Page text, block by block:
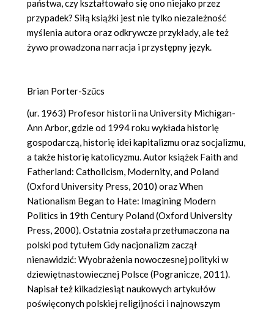
państwa, czy kształtowało się ono niejako przez
przypadek? Siłą książki jest nie tylko niezależność
myślenia autora oraz odkrywcze przykłady, ale też
żywo prowadzona narracja i przystępny język.
Brian Porter-Szűcs
(ur. 1963) Profesor historii na University Michigan-
Ann Arbor, gdzie od 1994 roku wykłada historię
gospodarczą, historię idei kapitalizmu oraz socjalizmu,
a także historię katolicyzmu. Autor książek Faith and
Fatherland: Catholicism, Modernity, and Poland
(Oxford University Press, 2010) oraz When
Nationalism Began to Hate: Imagining Modern
Politics in 19th Century Poland (Oxford University
Press, 2000). Ostatnia została przetłumaczona na
polski pod tytułem Gdy nacjonalizm zaczął
nienawidzić: Wyobrażenia nowoczesnej polityki w
dziewiętnastowiecznej Polsce (Pogranicze, 2011).
Napisał też kilkadziesiąt naukowych artykułów
poświęconych polskiej religijności i najnowszym